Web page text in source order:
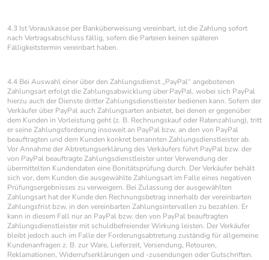
4.3 Ist Vorauskasse per Banküberweisung vereinbart, ist die Zahlung sofort
nach Vertragsabschluss fällig, sofern die Parteien keinen späteren
Fälligkeitstermin vereinbart haben.
4.4 Bei Auswahl einer über den Zahlungsdienst „PayPal“ angebotenen
Zahlungsart erfolgt die Zahlungsabwicklung über PayPal, wobei sich PayPal
hierzu auch der Dienste dritter Zahlungsdienstleister bedienen kann. Sofern der
Verkäufer über PayPal auch Zahlungsarten anbietet, bei denen er gegenüber
dem Kunden in Vorleistung geht (z. B. Rechnungskauf oder Ratenzahlung), tritt
er seine Zahlungsforderung insoweit an PayPal bzw. an den von PayPal
beauftragten und dem Kunden konkret benannten Zahlungsdienstleister ab.
Vor Annahme der Abtretungserklärung des Verkäufers führt PayPal bzw. der
von PayPal beauftragte Zahlungsdienstleister unter Verwendung der
übermittelten Kundendaten eine Bonitätsprüfung durch. Der Verkäufer behält
sich vor, dem Kunden die ausgewählte Zahlungsart im Falle eines negativen
Prüfungsergebnisses zu verweigern. Bei Zulassung der ausgewählten
Zahlungsart hat der Kunde den Rechnungsbetrag innerhalb der vereinbarten
Zahlungsfrist bzw. in den vereinbarten Zahlungsintervallen zu bezahlen. Er
kann in diesem Fall nur an PayPal bzw. den von PayPal beauftragten
Zahlungsdienstleister mit schuldbefreiender Wirkung leisten. Der Verkäufer
bleibt jedoch auch im Falle der Forderungsabtretung zuständig für allgemeine
Kundenanfragen z. B. zur Ware, Lieferzeit, Versendung, Retouren,
Reklamationen, Widerrufserklärungen und -zusendungen oder Gutschriften.